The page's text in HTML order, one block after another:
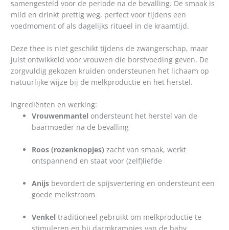
samengesteld voor de periode na de bevalling. De smaak is
mild en drinkt prettig weg, perfect voor tijdens een
voedmoment of als dagelijks ritueel in de kraamtijd.
Deze thee is niet geschikt tijdens de zwangerschap, maar
juist ontwikkeld voor vrouwen die borstvoeding geven. De
zorgvuldig gekozen kruiden ondersteunen het lichaam op
natuurlijke wijze bij de melkproductie en het herstel.
Ingrediënten en werking:
Vrouwenmantel ondersteunt het herstel van de
baarmoeder na de bevalling
Roos (rozenknopjes) zacht van smaak, werkt
ontspannend en staat voor (zelf)liefde
Anijs bevordert de spijsvertering en ondersteunt een
goede melkstroom
Venkel traditioneel gebruikt om melkproductie te
stimuleren en bij darmkrampjes van de baby